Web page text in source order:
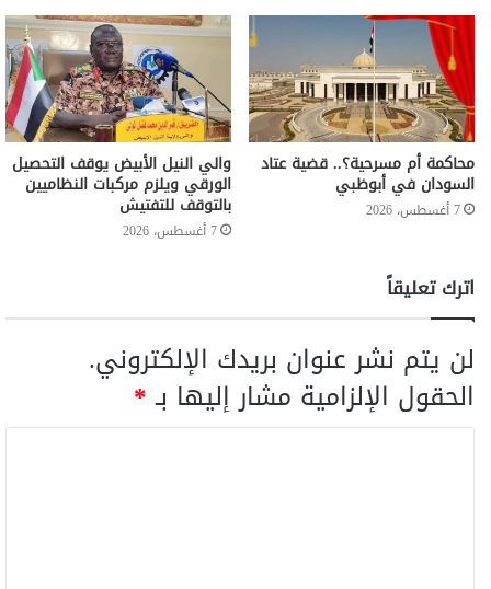
محاكمة أم مسرحية؟.. قضية عتاد
السودان في أبوظبي
7 أغسطس، 2026
والي النيل الأبيض يوقف التحصيل
الورقي ويلزم مركبات النظاميين
بالتوقف للتفتيش
7 أغسطس، 2026
اترك تعليقاً
لن يتم نشر عنوان بريدك الإلكتروني.
الحقول الإلزامية مشار إليها بـ*